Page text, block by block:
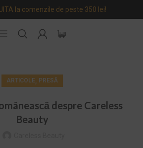
la comenzile de peste 350 lei!
ARTICOLE, PRESĂ
despre Careless
Beauty